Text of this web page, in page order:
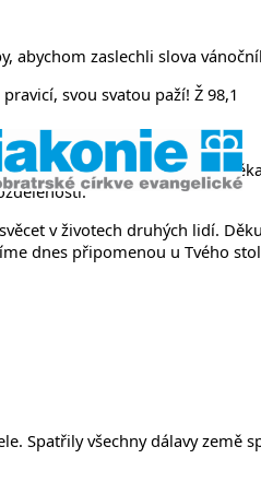
a
zaslechli slova
svou svatou paží! Ž 98,1
o tom, že Ty jsi na
v životech druhých lidí.
dnes připomenou u Tvého
Spatřily všechny dálavy země